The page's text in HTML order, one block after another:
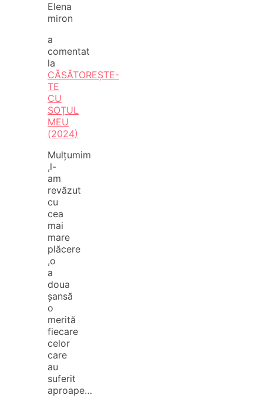
Elena
miron
a
comentat
la
CĂSĂTOREȘTE-
TE
CU
SOȚUL
MEU
(2024)
Mulțumim
,l-
am
revăzut
cu
cea
mai
mare
plăcere
,o
a
doua
șansă
o
merită
fiecare
celor
care
au
suferit
aproape…